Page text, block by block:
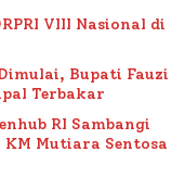
VIII Nasional di
Bupati Fauzi
Terbakar
RI Sambangi
KM Mutiara Sentosa